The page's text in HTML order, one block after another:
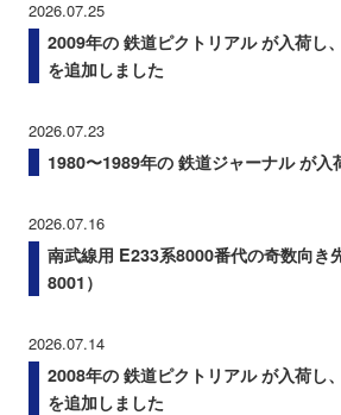
2026.07.25
2009年の 鉄道ピクトリアル が入荷し
を追加しました
2026.07.23
1980〜1989年の 鉄道ジャーナル が入
2026.07.16
南武線用 E233系8000番代の奇数向き
8001）
2026.07.14
2008年の 鉄道ピクトリアル が入荷し
を追加しました